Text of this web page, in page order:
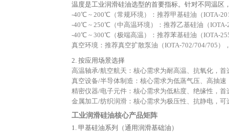
温度是工业润滑硅油选型的首要指标。针对不同温区
-40℃ ~ 200℃（常规环境）：推荐甲基硅油（IOTA-
-40℃ ~ 250℃（中高温环境）：推荐乙基硅油（
-40℃ ~ 300℃（极端高温）：推荐苯基硅油（IOTA-
真空环境：推荐真空扩散泵油（IOTA-702/704/705）
2. 按应用场景选择
高温轴承/航空航天：核心需求为耐高温、抗氧化，首
真空设备/半导体制造：核心需求为低蒸气压、高抽
精密仪器/电子元件：核心需求为低粘度、绝缘性，
金属加工/纺织润滑：核心需求为极压性、抗静电，
工业润滑硅油核心产品矩阵
1. 甲基硅油系列（通用润滑基础油）